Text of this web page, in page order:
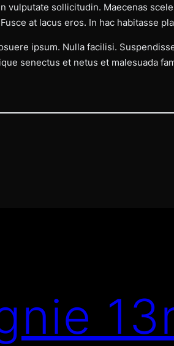
vulputate sollicitudin. Maecenas
at lacus eros. In hac habitasse
ipsum. Nulla facilisi.
senectus et netus et malesuada